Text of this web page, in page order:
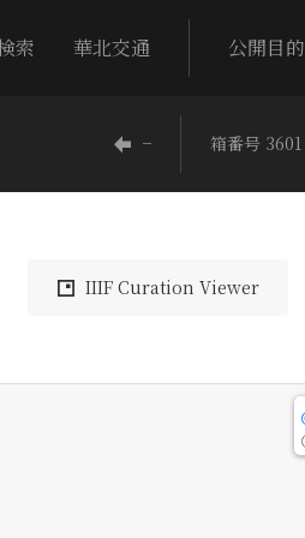
索 華北交通 公開目的
− 箱番号 3601
IIIF Curation Viewer